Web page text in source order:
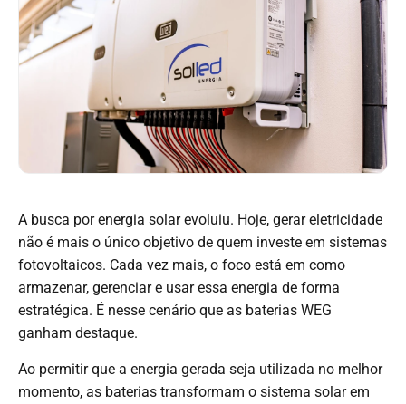
A busca por energia solar evoluiu. Hoje, gerar eletricidade
não é mais o único objetivo de quem investe em sistemas
fotovoltaicos. Cada vez mais, o foco está em como
armazenar, gerenciar e usar essa energia de forma
estratégica. É nesse cenário que as baterias WEG
ganham destaque.
Ao permitir que a energia gerada seja utilizada no melhor
momento, as baterias transformam o sistema solar em